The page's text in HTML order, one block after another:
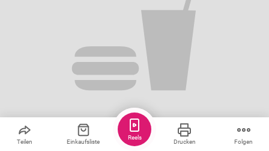
Teilen Einkaufsliste Drucken Folgen
Reels